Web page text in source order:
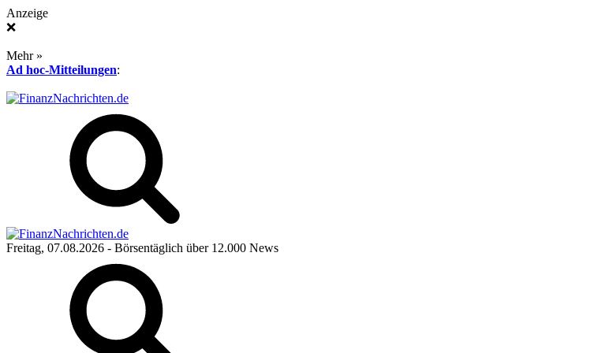
Anzeige
❌
Mehr »
Ad hoc-Mitteilungen:
Freitag, 07.08.2026 - Börsentäglich über 12.000 News